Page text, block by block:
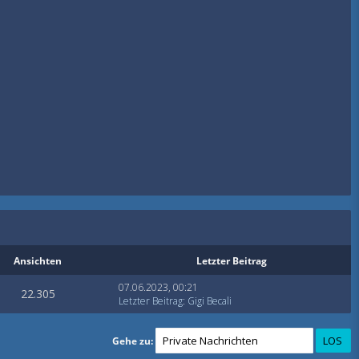
Ansichten Letzter Beitrag
22.305
07.06.2023, 00:21
Letzter Beitrag: Gigi Becali
Gehe zu: